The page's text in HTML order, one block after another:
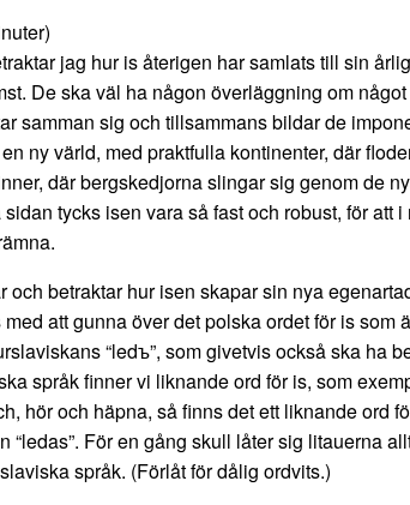
jag hur is återigen har samlats till sin
De ska väl ha någon överläggning om
samman sig och tillsammans bildar de
ny värld, med praktfulla kontinenter, där
där bergskedjorna slingar sig genom de
tycks isen vara så fast och robust, för att i
och betraktar hur isen skapar sin nya
att gunna över det polska ordet för is som
“ledъ”, som givetvis också ska ha
språk finner vi liknande ord för is, som
hör och häpna, så finns det ett liknande ord
“ledas”. För en gång skull låter sig litauerna
språk. (Förlåt för dålig ordvits.)